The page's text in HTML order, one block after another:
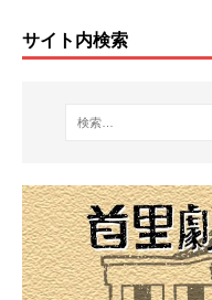
サイト内検索